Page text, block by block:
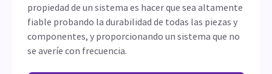
propiedad de un sistema es hacer que sea altamente
fiable probando la durabilidad de todas las piezas y
componentes, y proporcionando un sistema que no
se averíe con frecuencia.